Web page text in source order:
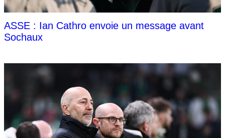
ASSE : Ian Cathro envoie un message avant
Sochaux